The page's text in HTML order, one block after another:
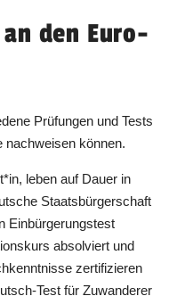
den Euro-
Prüfungen und Tests
nachweisen können.
leben auf Dauer in
Staatsbürgerschaft
Einbürgerungstest
absolviert und
zertifizieren
Test für Zuwanderer